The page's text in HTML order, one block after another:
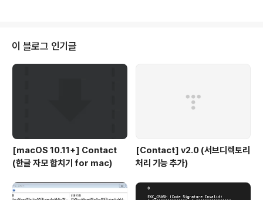
006년 3월에 나왔다. 번역서는 2007년에 나왔다.8년이 지나서야 읽게된 이
유는 내가 리팩토링이라는 개념을 늦게 배웠기 때문이렸다. 이..
이 블로그 인기글
[macOS 10.11+] Contact
(한글 자모 합치기 for mac)
[Contact] v2.0 (서브디렉토리
처리 기능 추가)